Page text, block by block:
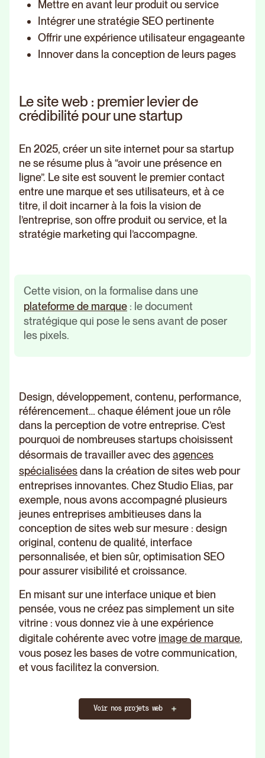
Mettre en avant leur produit ou service
Intégrer une stratégie SEO pertinente
Offrir une expérience utilisateur engageante
Innover dans la conception de leurs pages
Le site web : premier levier de
crédibilité pour une startup
En 2025, créer un site internet pour sa startup
ne se résume plus à “avoir une présence en
ligne”. Le site est souvent le premier contact
entre une marque et ses utilisateurs, et à ce
titre, il doit incarner à la fois la vision de
l’entreprise, son offre produit ou service, et la
stratégie marketing qui l’accompagne.
Cette vision, on la formalise dans une
plateforme de marque : le document
stratégique qui pose le sens avant de poser
les pixels.
Design, développement, contenu, performance,
référencement… chaque élément joue un rôle
dans la perception de votre entreprise. C’est
pourquoi de nombreuses startups choisissent
désormais de travailler avec desagences
spécialiséesdans la création de sites web pour
entreprises innovantes. Chez Studio Elias, par
exemple, nous avons accompagné plusieurs
jeunes entreprises ambitieuses dans la
conception de sites web sur mesure : design
original, contenu de qualité, interface
personnalisée, et bien sûr, optimisation SEO
pour assurer visibilité et croissance.
En misant sur une interface unique et bien
pensée, vous ne créez pas simplement un site
vitrine : vous donnez vie à une expérience
digitale cohérente avec votreimage de marque,
vous posez les bases de votre communication,
et vous facilitez la conversion.
Voir nos projets web